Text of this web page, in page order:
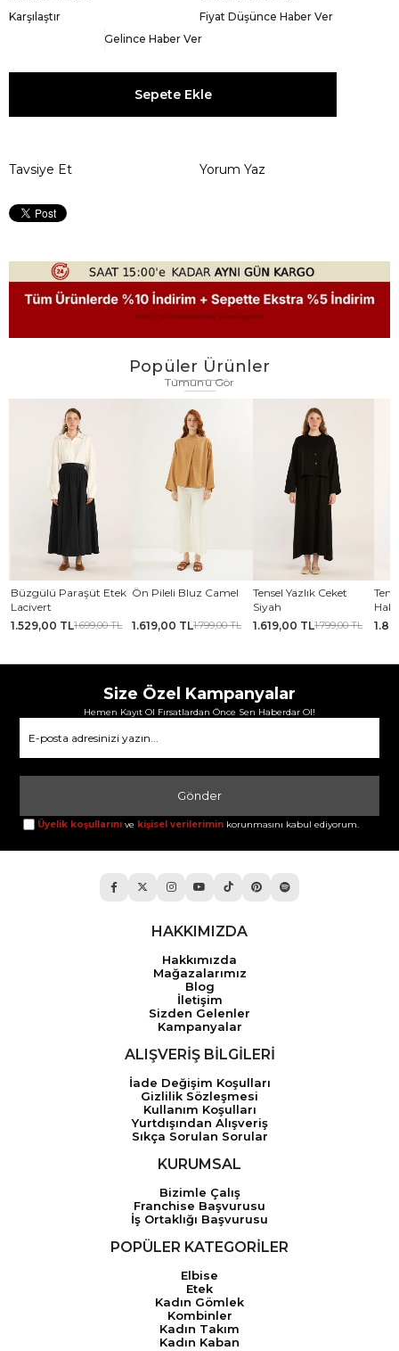
Karşılaştır
Fiyat Düşünce Haber Ver
Gelince Haber Ver
Tavsiye Et Yorum Yaz
Popüler Ürünler
Tümünü Gör
Büzgülü Paraşüt Etek
Lacivert
1.529,00 TL1.699,00 TL
Ön Pileli Bluz Camel
1.619,00 TL1.799,00 TL
Tensel Yazlık Ceket
Siyah
1.619,00 TL1.799,00 TL
Haki
Size Özel Kampanyalar
Hemen Kayıt Ol Fırsatlardan Önce Sen Haberdar Ol!
Gönder
Üyelik koşullarını ve kişisel verilerimin korunmasını kabul ediyorum.
HAKKIMIZDA
Hakkımızda
Mağazalarımız
Blog
İletişim
Sizden Gelenler
Kampanyalar
ALIŞVERİŞ BİLGİLERİ
İade Değişim Koşulları
Gizlilik Sözleşmesi
Kullanım Koşulları
Yurtdışından Alışveriş
Sıkça Sorulan Sorular
KURUMSAL
Bizimle Çalış
Franchise Başvurusu
İş Ortaklığı Başvurusu
POPÜLER KATEGORİLER
Elbise
Etek
Kadın Gömlek
Kombinler
Kadın Takım
Kadın Kaban